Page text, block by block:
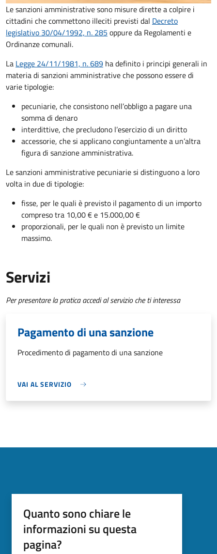
Le sanzioni amministrative sono misure dirette a colpire i
cittadini che commettono illeciti previsti dal Decreto
legislativo 30/04/1992, n. 285 oppure da Regolamenti e
Ordinanze comunali.
La Legge 24/11/1981, n. 689 ha definito i principi generali in
materia di sanzioni amministrative che possono essere di
varie tipologie:
pecuniarie, che consistono nell’obbligo a pagare una
somma di denaro
interdittive, che precludono l’eserciziodi un diritto
accessorie, che si applicano congiuntamente a un’altra
figura di sanzione amministrativa.
Le sanzioni amministrative pecuniarie si distinguono a loro
volta in due di tipologie:
fisse, per le quali è previsto il pagamento di un importo
compreso tra 10,00 € e 15.000,00 €
proporzionali, per le quali non è previsto un limite
massimo.
Servizi
Per presentare la pratica accedi al servizio che ti interessa
Pagamento di una sanzione
Procedimento di pagamento di una sanzione
VAI AL SERVIZIO
Quanto sono chiare le
informazioni su questa
pagina?